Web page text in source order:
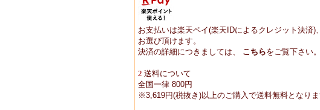
お支払いは楽天ペイ(楽天IDによるクレジット決済)
お選び頂けます。
決済の詳細につきましては、
こちらをご覧下さい。
2 送料について
全国一律 800円
※3,619円(税抜き)以上のご購入で送料無料となりま